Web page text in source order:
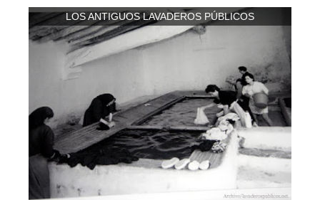
LOS ANTIGUOS LAVADEROS PÚBLICOS